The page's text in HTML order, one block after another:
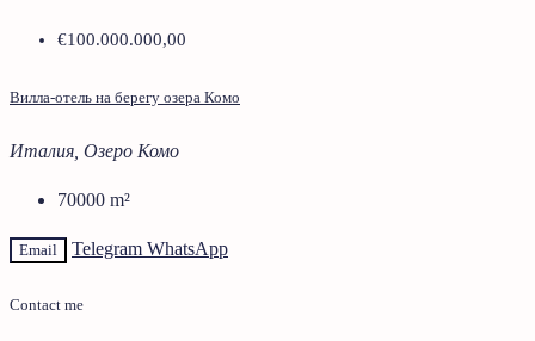
€100.000.000,00
Вилла-отель на берегу озера Комо
Италия, Озеро Комо
70000 m²
Email Telegram WhatsApp
Contact me